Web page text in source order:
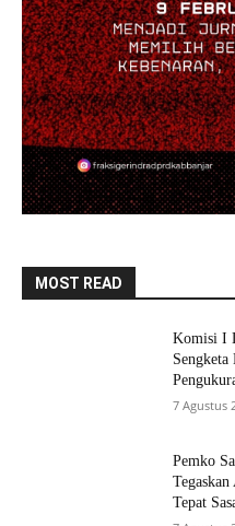
MOST READ
Komisi I
7 Agustus
Pemko
Tepat